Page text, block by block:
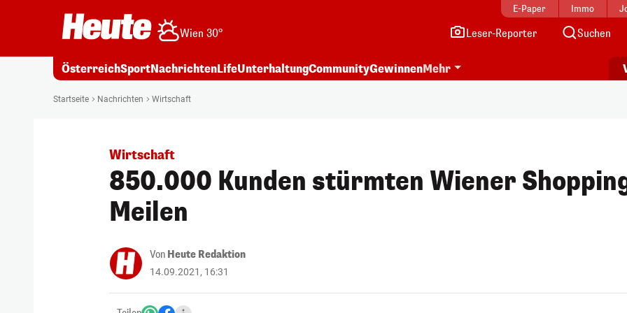
E-Paper Immo
Wien 30° Leser-Reporter Suchen
ÖsterreichSportNachrichtenLifeUnterhaltungCommunityGewinnenMehr
Startseite Nachrichten Wirtschaft
Wirtschaft
850.000 Kunden stürmten Wiener
Meilen
Von Heute Redaktion
14.09.2021, 16:31